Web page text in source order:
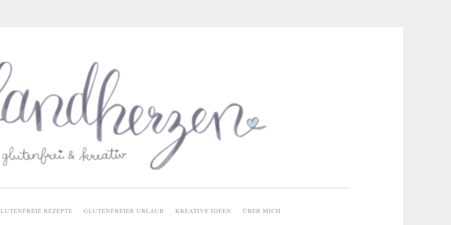
REZEPTE GLUTENFREIER URLAUB KREATIVE IDEEN ÜBER MICH